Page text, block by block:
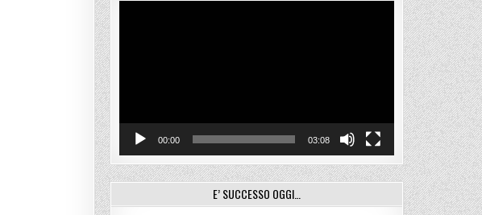
00:00 03:08
E’ SUCCESSO OGGI…